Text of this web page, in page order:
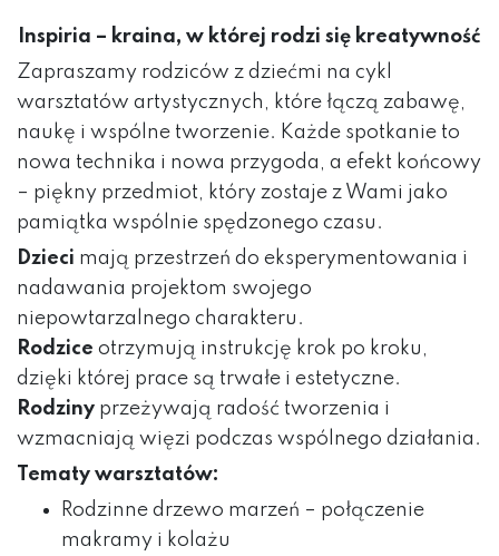
Inspiria – kraina, w której rodzi się kreatywność
Zapraszamy rodziców z dziećmi na cykl
warsztatów artystycznych, które łączą zabawę,
naukę i wspólne tworzenie. Każde spotkanie to
nowa technika i nowa przygoda, a efekt końcowy
– piękny przedmiot, który zostaje z Wami jako
pamiątka wspólnie spędzonego czasu.
Dzieci mają przestrzeń do eksperymentowania i
nadawania projektom swojego
niepowtarzalnego charakteru.
Rodzice otrzymują instrukcję krok po kroku,
dzięki której prace są trwałe i estetyczne.
Rodziny przeżywają radość tworzenia i
wzmacniają więzi podczas wspólnego działania.
Tematy warsztatów:
Rodzinne drzewo marzeń – połączenie
makramy i kolażu